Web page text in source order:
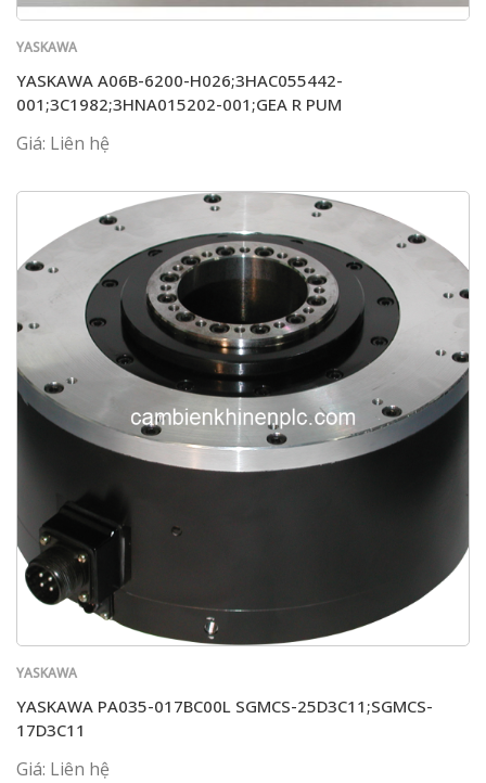
YASKAWA
YASKAWA A06B-6200-H026;3HAC055442-
001;3C1982;3HNA015202-001;GEA R PUM
Giá: Liên hệ
YASKAWA
YASKAWA PA035-017BC00L SGMCS-25D3C11;SGMCS-
17D3C11
Giá: Liên hệ